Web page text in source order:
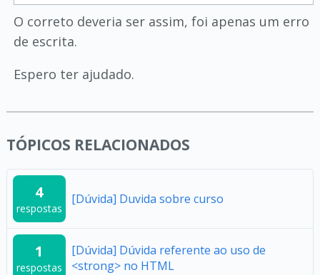
O correto deveria ser assim, foi apenas um erro
de escrita.
Espero ter ajudado.
TÓPICOS RELACIONADOS
4
respostas
[Dúvida] Duvida sobre curso
1
respostas
[Dúvida] Dúvida referente ao uso de
<strong> no HTML